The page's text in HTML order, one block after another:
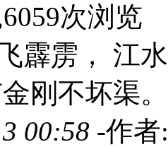
次浏览
霹雳， 江
刚不坏渠。
00:58 -作